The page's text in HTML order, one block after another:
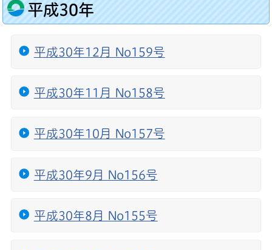
平成30年
平成30年12月 No159号
平成30年11月 No158号
平成30年10月 No157号
平成30年9月 No156号
平成30年8月 No155号